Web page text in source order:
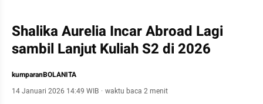
Shalika Aurelia Incar Abroad Lagi
sambil Lanjut Kuliah S2 di 2026
kumparanBOLANITA
14 Januari 2026 14:49 WIB · waktu baca 2 menit